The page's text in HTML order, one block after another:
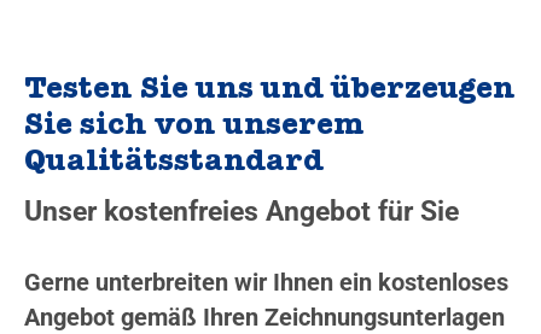
Testen Sie uns und überzeugen
Sie sich von unserem
Qualitätsstandard
Unser kostenfreies Angebot für Sie
Gerne unterbreiten wir Ihnen ein kostenloses
Angebot gemäß Ihren Zeichnungsunterlagen